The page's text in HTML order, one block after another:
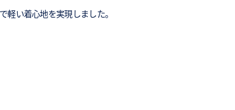
軽い着心地を実現しました。